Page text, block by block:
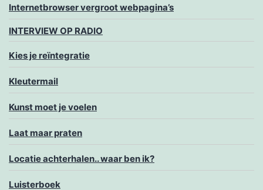
Internetbrowser vergroot webpagina’s
INTERVIEW OP RADIO
Kies je reïntegratie
Kleutermail
Kunst moet je voelen
Laat maar praten
Locatie achterhalen.. waar ben ik?
Luisterboek